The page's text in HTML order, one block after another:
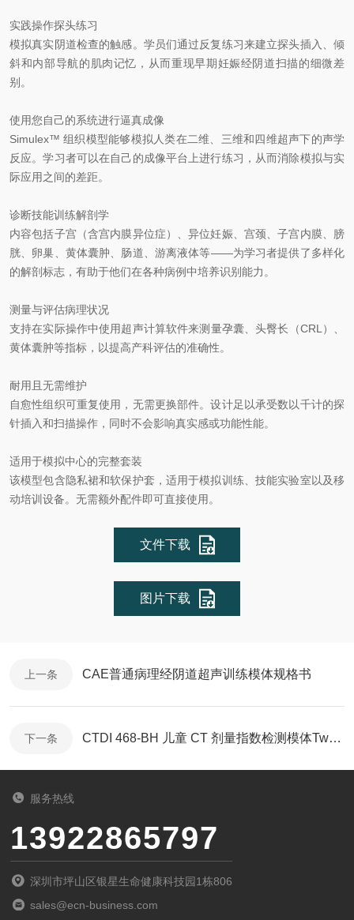
实践操作探头练习
模拟真实阴道检查的触感。学员们通过反复练习来建立探头插入、倾
斜和内部导航的肌肉记忆，从而重现早期妊娠经阴道扫描的细微差
别。
使用您自己的系统进行逼真成像
Simulex™ 组织模型能够模拟人类在二维、三维和四维超声下的声学
反应。学习者可以在自己的成像平台上进行练习，从而消除模拟与实
际应用之间的差距。
诊断技能训练解剖学
内容包括子宫（含宫内膜异位症）、异位妊娠、宫颈、子宫内膜、膀
胱、卵巢、黄体囊肿、肠道、游离液体等——为学习者提供了多样化
的解剖标志，有助于他们在各种病例中培养识别能力。
测量与评估病理状况
支持在实际操作中使用超声计算软件来测量孕囊、头臀长（CRL）、
黄体囊肿等指标，以提高产科评估的准确性。
耐用且无需维护
自愈性组织可重复使用，无需更换部件。设计足以承受数以千计的探
针插入和扫描操作，同时不会影响真实感或功能性能。
适用于模拟中心的完整套装
该模型包含隐私裙和软保护套，适用于模拟训练、技能实验室以及移
动培训设备。无需额外配件即可直接使用。
文件下载
图片下载
上一条 CAE普通病理经阴道超声训练模体规格书
下一条 CTDI 468‑BH 儿童 CT 剂量指数检测模体Two-Piece规格书
服务热线
13922865797
深圳市坪山区银星生命健康科技园1栋806
sales@ecn-business.com